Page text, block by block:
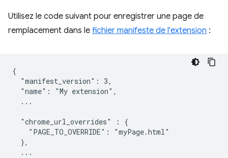
Utilisez le code suivant pour enregistrer une page de
remplacement dans le fichier manifeste de l'extension :
{
  "manifest_version": 3,
  "name": "My extension",
  ...
  "chrome_url_overrides" : {
    "PAGE_TO_OVERRIDE": "myPage.html"
  },
  ...